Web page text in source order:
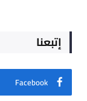
إتبعنا
Facebook